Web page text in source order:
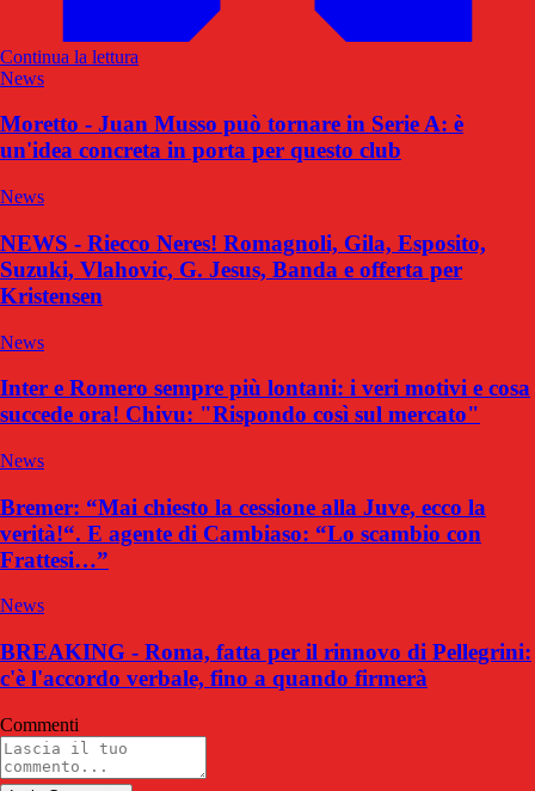
Continua la lettura
News
Moretto - Juan Musso può tornare in Serie A: è
un'idea concreta in porta per questo club
News
NEWS - Riecco Neres! Romagnoli, Gila, Esposito,
Suzuki, Vlahovic, G. Jesus, Banda e offerta per
Kristensen
News
Inter e Romero sempre più lontani: i veri motivi e cosa
succede ora! Chivu: "Rispondo così sul mercato"
News
Bremer: “Mai chiesto la cessione alla Juve, ecco la
verità!“. E agente di Cambiaso: “Lo scambio con
Frattesi…”
News
BREAKING - Roma, fatta per il rinnovo di Pellegrini:
c'è l'accordo verbale, fino a quando firmerà
Commenti